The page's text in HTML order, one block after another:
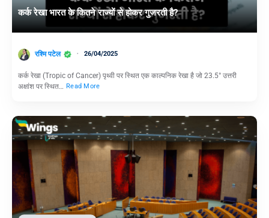
कर्क रेखा भारत के कितने राज्यों से होकर गुजरती है?
रश्मि पटेल 26/04/2025
कर्क रेखा (Tropic of Cancer) पृथ्वी पर स्थित एक काल्पनिक रेखा है जो 23.5° उत्तरी
अक्षांश पर स्थित… Read More